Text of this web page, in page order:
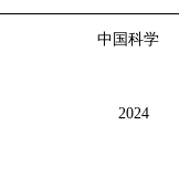
中国科学
2024